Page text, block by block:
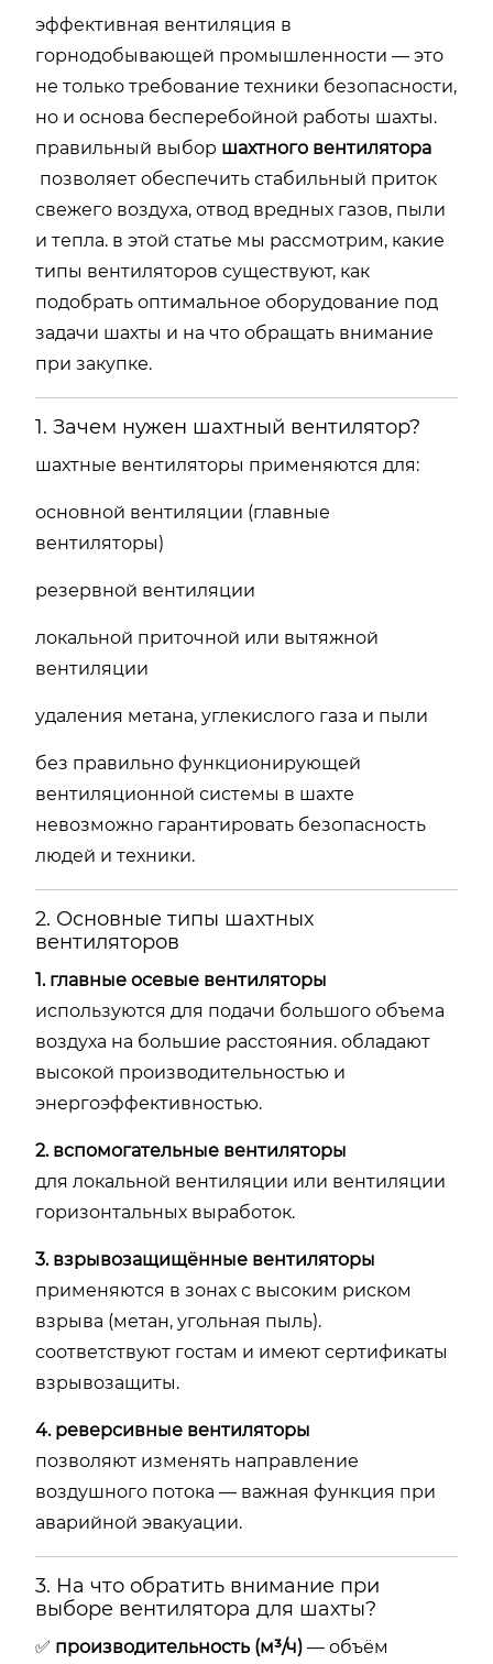
эффективная вентиляция в
горнодобывающей промышленности — это
не только требование техники безопасности,
но и основа бесперебойной работы шахты.
правильный выбор шахтного вентилятора
позволяет обеспечить стабильный приток
свежего воздуха, отвод вредных газов, пыли
и тепла. в этой статье мы рассмотрим, какие
типы вентиляторов существуют, как
подобрать оптимальное оборудование под
задачи шахты и на что обращать внимание
при закупке.
1. Зачем нужен шахтный вентилятор?
шахтные вентиляторы применяются для:
основной вентиляции (главные
вентиляторы)
резервной вентиляции
локальной приточной или вытяжной
вентиляции
удаления метана, углекислого газа и пыли
без правильно функционирующей
вентиляционной системы в шахте
невозможно гарантировать безопасность
людей и техники.
2. Основные типы шахтных
вентиляторов
1. главные осевые вентиляторы
используются для подачи большого объема
воздуха на большие расстояния. обладают
высокой производительностью и
энергоэффективностью.
2. вспомогательные вентиляторы
для локальной вентиляции или вентиляции
горизонтальных выработок.
3. взрывозащищённые вентиляторы
применяются в зонах с высоким риском
взрыва (метан, угольная пыль).
соответствуют гостам и имеют сертификаты
взрывозащиты.
4. реверсивные вентиляторы
позволяют изменять направление
воздушного потока — важная функция при
аварийной эвакуации.
3. На что обратить внимание при
выборе вентилятора для шахты?
✅ производительность (м³/ч) — объём